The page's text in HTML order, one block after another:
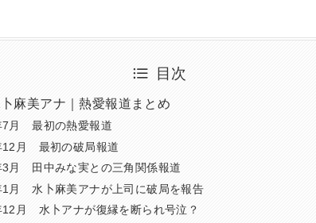
目次
麻美アナ｜熱愛報道まとめ
7月 最初の熱愛報道
12月 最初の破局報道
3月 田中みな実との三角関係報道
1月 水卜麻美アナが上司に破局を報告
月 水卜アナが復縁を断られ号泣？